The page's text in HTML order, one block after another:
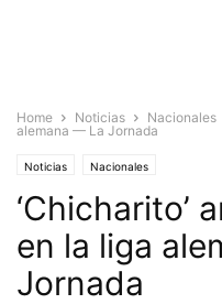
Home Noticias Nacionales
alemana — La Jornada
Noticias Nacionales
‘Chicharito’
en la liga
Jornada